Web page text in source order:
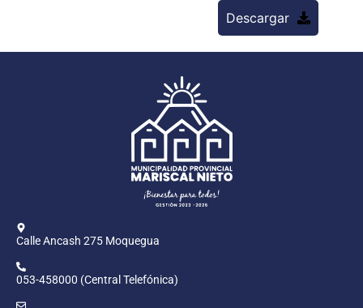
Descargar
Calle Ancash 275 Moquegua
053-458000 (Central Telefónica)